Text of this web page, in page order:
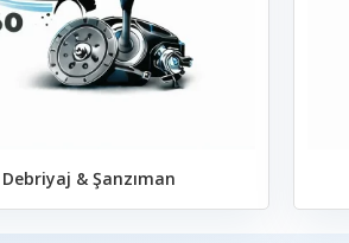
Debriyaj & Şanzıman